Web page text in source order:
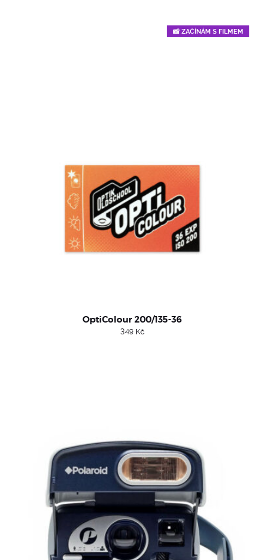
590 Kč
📸 ZAČÍNÁM S FILMEM
OptiColour 200/135-36
349 Kč